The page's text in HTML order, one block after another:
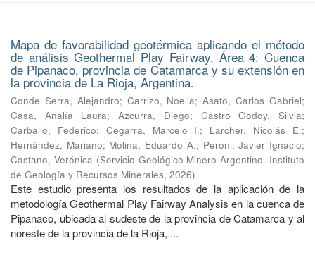
Mapa de favorabilidad geotérmica aplicando el método
de análisis Geothermal Play Fairway. Área 4: Cuenca
de Pipanaco, provincia de Catamarca y su extensión en
la provincia de La Rioja, Argentina.
Conde Serra, Alejandro; Carrizo, Noelia;Asato, Carlos Gabriel;
Casa, Analía Laura;Azcurra, Diego; Castro Godoy, Silvia;
Carballo, Federico; Cegarra, Marcelo I.; Larcher, Nicolás E.;
Hernández, Mariano; Molina, Eduardo A.; Peroni, Javier Ignacio;
Castano, Verónica (Servicio Geológico Minero Argentino. Instituto
de Geología y Recursos Minerales, 2026)
Este estudio presenta los resultados de la aplicación de la
metodología Geothermal Play Fairway Analysis en la cuenca de
Pipanaco, ubicada al sudeste de la provincia de Catamarca y al
noreste de la provincia de la Rioja, ...